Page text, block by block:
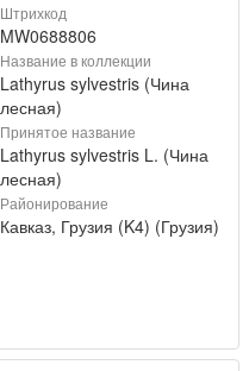
Штрихкод
MW0688806
Название в коллекции
Lathyrus sylvestris (Чина
лесная)
Принятое название
Lathyrus sylvestris L. (Чина
лесная)
Районирование
Кавказ, Грузия (K4) (Грузия)